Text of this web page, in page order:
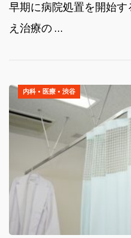
早期に病院処置を開始
え治療の …
内科 • 医療 • 渋谷